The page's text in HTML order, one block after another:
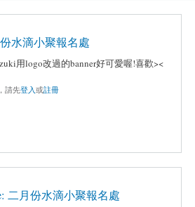
水滴小聚報名處
用logo改過的banner好可愛喔!喜歡><
請先登入或註冊
二月份水滴小聚報名處